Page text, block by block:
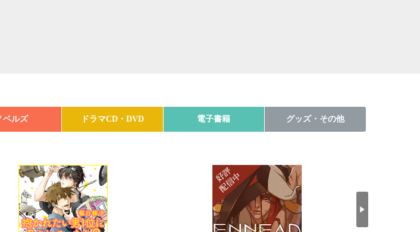
ベルズ ドラマCD・DVD 電子書籍 グッズ・その他